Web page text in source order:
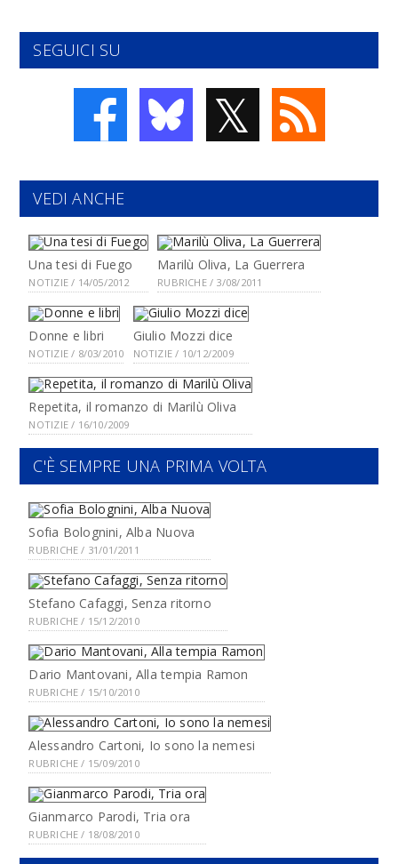
SEGUICI SU
𝕏
VEDI ANCHE
Una tesi di Fuego
NOTIZIE / 14/05/2012
Marilù Oliva, La Guerrera
RUBRICHE / 3/08/2011
Donne e libri
NOTIZIE / 8/03/2010
Giulio Mozzi dice
NOTIZIE / 10/12/2009
Repetita, il romanzo di Marilù Oliva
NOTIZIE / 16/10/2009
C'È SEMPRE UNA PRIMA VOLTA
Sofia Bolognini, Alba Nuova
RUBRICHE / 31/01/2011
Stefano Cafaggi, Senza ritorno
RUBRICHE / 15/12/2010
Dario Mantovani, Alla tempia Ramon
RUBRICHE / 15/10/2010
Alessandro Cartoni, Io sono la nemesi
RUBRICHE / 15/09/2010
Gianmarco Parodi, Tria ora
RUBRICHE / 18/08/2010